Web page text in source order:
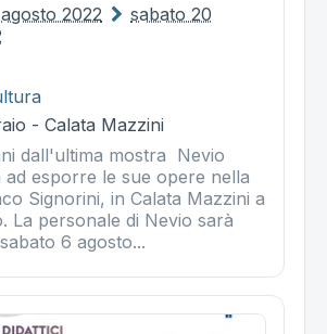
2022
sabato 20
- Calata Mazzini
dall'ultima mostra Nevio
esporre le sue opere nella
Signorini, in Calata Mazzini a
La personale di Nevio sarà
6 agosto...